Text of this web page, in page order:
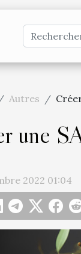
Autres
une
2022 01:04